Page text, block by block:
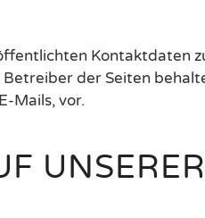
Kontaktdaten
der Seiten
Mails, vor.